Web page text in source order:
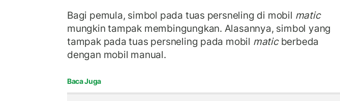
Bagi pemula, simbol pada tuas persneling di mobil matic
mungkin tampak membingungkan. Alasannya, simbol yang
tampak pada tuas persneling pada mobil maticberbeda
dengan mobil manual.
Baca Juga